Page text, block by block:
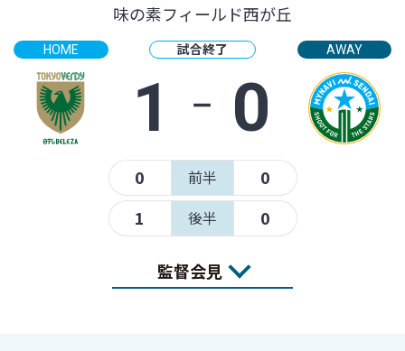
味の素フィールド西が丘
HOME 試合終了
1 ‐ 0
0 前半
0
1
後半 0
AWAY
監督会見